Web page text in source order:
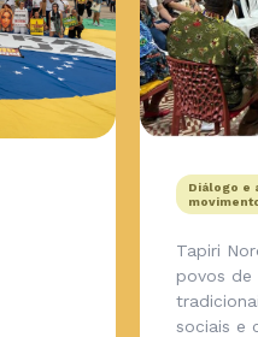
Diálogo e
Tapiri
povos de
sociais e